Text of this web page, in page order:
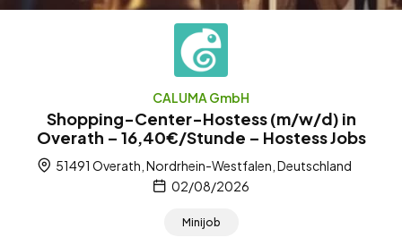
CALUMA GmbH
Shopping-Center-Hostess (m/w/d) in
Overath – 16,40€/Stunde – Hostess Jobs
51491 Overath, Nordrhein-Westfalen, Deutschland
02/08/2026
Minijob